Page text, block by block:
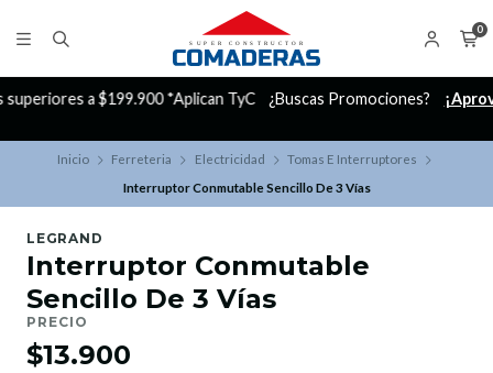
0
¿Buscas Promociones? ¡Aprovecha nuestros Descuentazos!
Inicio Ferreteria Electricidad
Tomas E Interruptores
Interruptor Conmutable Sencillo De 3 Vías
LEGRAND
Interruptor Conmutable
Sencillo De 3 Vías
PRECIO
$13.900